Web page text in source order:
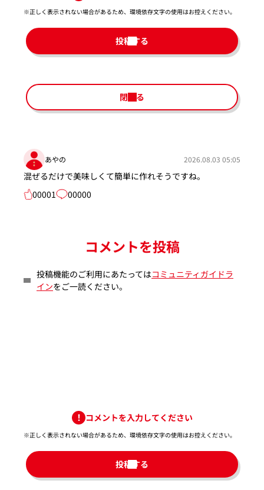
※正しく表示されない場合があるため、環境依存文字の使用はお控えください。​
投稿する
閉じる
あやの 2026.08.03 05:05
混ぜるだけで美味しくて簡単に作れそうですね。
00001
00000
コメントを投稿
投稿機能のご利用にあたってはコミュニティガイドラ
インをご一読ください。
コメントを入力してください
※正しく表示されない場合があるため、環境依存文字の使用はお控えください。​
投稿する